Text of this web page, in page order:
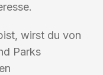
wirst du von
Parks